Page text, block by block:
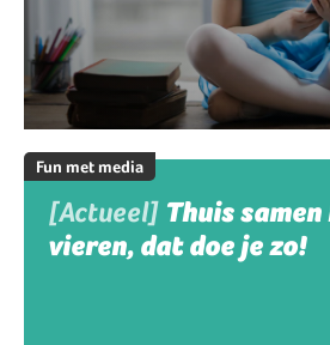
Fun met media
[Actueel] Thuis samen
vieren, dat doe je zo!